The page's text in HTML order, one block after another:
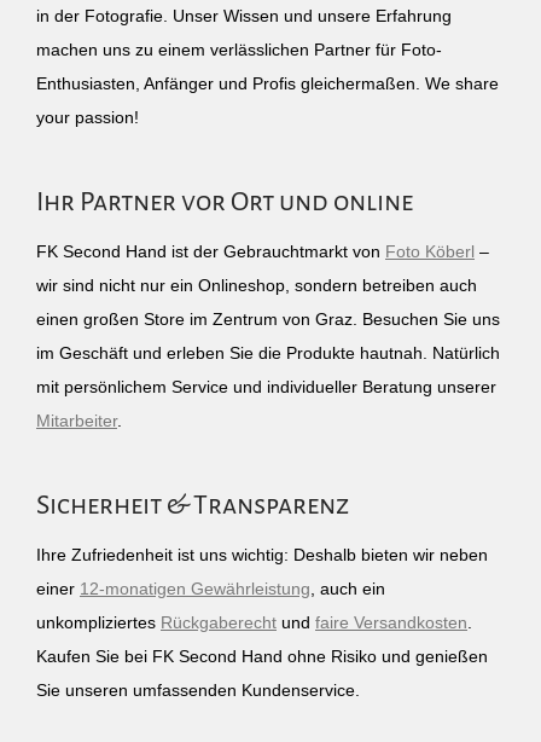
in der Fotografie. Unser Wissen und unsere Erfahrung
machen uns zu einem verlässlichen Partner für Foto-
Enthusiasten, Anfänger und Profis gleichermaßen. We share
your passion!
Ihr Partner vor Ort und online
FK Second Hand ist der Gebrauchtmarkt von Foto Köberl –
wir sind nicht nur ein Onlineshop, sondern betreiben auch
einen großen Store im Zentrum von Graz. Besuchen Sie uns
im Geschäft und erleben Sie die Produkte hautnah. Natürlich
mit persönlichem Service und individueller Beratung unserer
Mitarbeiter.
Sicherheit & Transparenz
Ihre Zufriedenheit ist uns wichtig: Deshalb bieten wir neben
einer 12-monatigen Gewährleistung , auch ein
unkompliziertes Rückgaberecht und faire Versandkosten
Kaufen Sie bei FK Second Hand ohne Risiko und genießen
Sie unseren umfassenden Kundenservice.